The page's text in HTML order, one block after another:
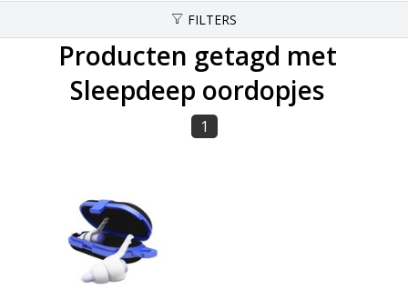
FILTERS
Producten getagd met
Sleepdeep oordopjes
1